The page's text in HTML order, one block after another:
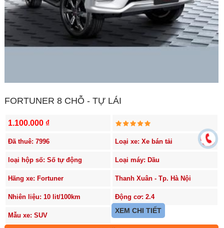
FORTUNER 8 CHỖ - TỰ LÁI
1.100.000 ₫
Đã thuê: 7996 Loại xe: Xe bán tải
loại hộp số: Số tự động Loại máy: Dầu
Hãng xe: Fortuner Thanh Xuân - Tp. Hà Nội
Nhiên liệu: 10 lit/100km Động cơ: 2.4
Mẫu xe: SUV
XEM CHI TIẾT